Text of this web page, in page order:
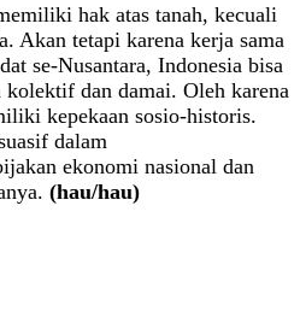
hak atas tanah, kecuali
Akan tetapi karena kerja sama
se-Nusantara, Indonesia bisa
kolektif dan damai. Oleh karena
kepekaan sosio-historis.
dalam
ekonomi nasional dan
(hau/hau)